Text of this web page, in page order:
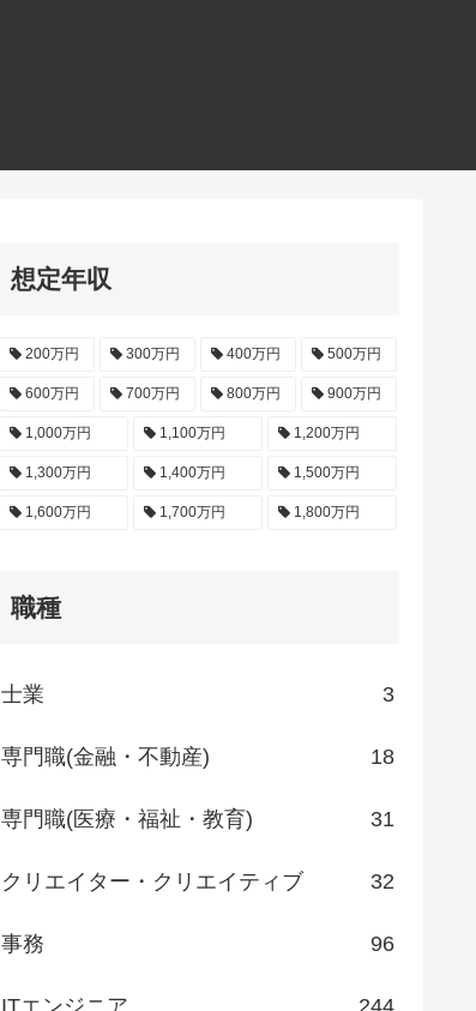
想定年収
200万円 300万円 400万円 500万円
600万円 700万円 800万円 900万円
1,000万円 1,100万円 1,200万円
1,300万円 1,400万円 1,500万円
1,600万円 1,700万円 1,800万円
職種
士業 3
専門職(金融・不動産) 18
専門職(医療・福祉・教育) 31
クリエイター・クリエイティブ 32
事務 96